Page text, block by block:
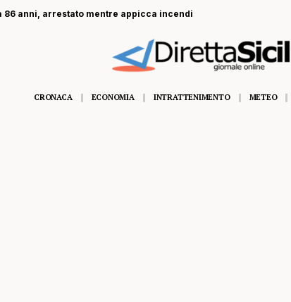
arrestato mentre appicca incendi
CRONACA ECONOMIA INTRATTENIMENTO METEO